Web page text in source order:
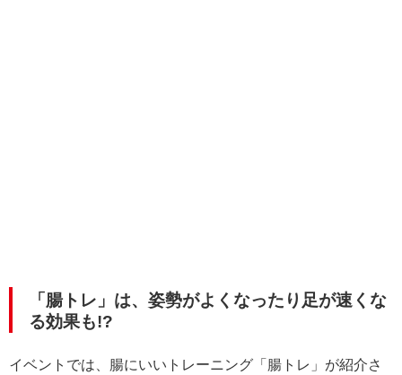
「腸トレ」は、姿勢がよくなったり足が速くな
る効果も!?
イベントでは、腸にいいトレーニング「腸トレ」が紹介さ